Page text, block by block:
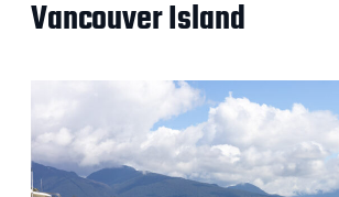
Vancouver Island